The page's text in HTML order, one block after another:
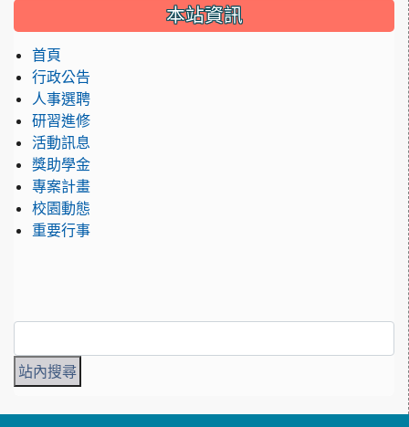
::: 本站資訊
首頁
行政公告
人事選聘
研習進修
活動訊息
獎助學金
專案計畫
校園動態
重要行事